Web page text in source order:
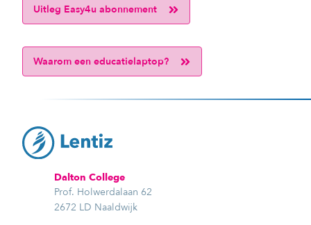
Uitleg Easy4u abonnement
Waarom een educatielaptop?
Dalton College
Prof. Holwerdalaan 62
2672 LD Naaldwijk